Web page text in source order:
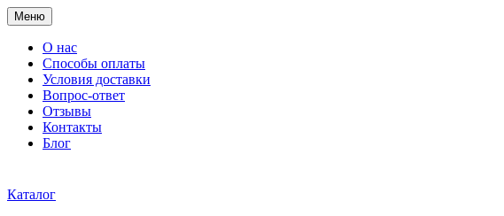
Меню
О нас
Способы оплаты
Условия доставки
Вопрос-ответ
Отзывы
Контакты
Блог
Каталог